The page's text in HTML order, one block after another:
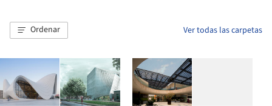
Ordenar Ver todas las carpetas